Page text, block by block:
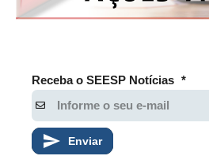
SEESP NOTÍCIAS
PUBLICAÇÕES
PUBLICIDADE
Receba o SEESP Notícias *
Enviar